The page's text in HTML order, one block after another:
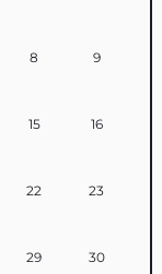
8 9
15 16
22 23
29 30